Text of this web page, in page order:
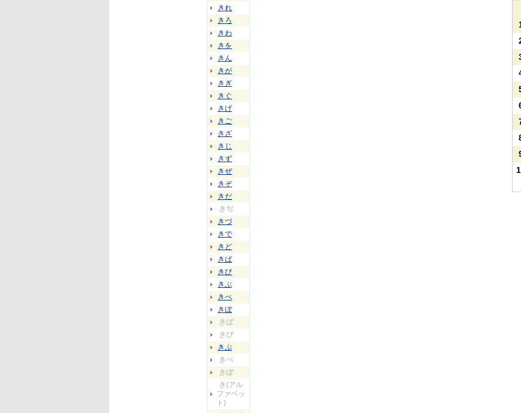
きれ
きろ
きわ
きを
きん
きが
きぎ
きぐ
きげ
きご
きざ
きじ
きず
きぜ
きぞ
きだ
きぢ
きづ
きで
きど
きば
きび
きぶ
きべ
きぼ
きぱ
きぴ
きぷ
きぺ
きぽ
き(アル
ファベッ
ト)